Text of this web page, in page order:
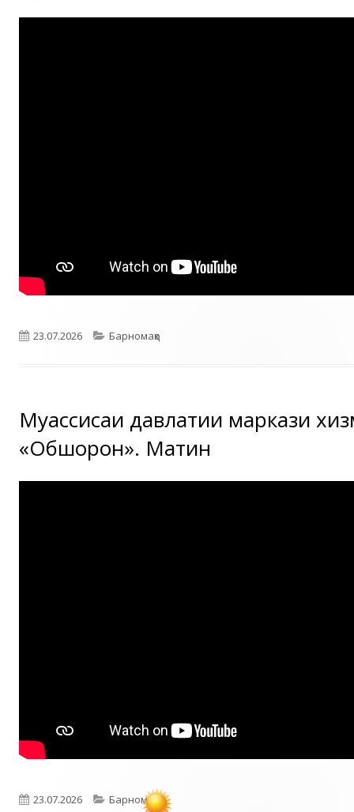
Опубликовано
23.07.2026 Рубрики
Барномаҳо
Муассисаи давлатии маркази
«Обшорон». Матин
Опубликовано
23.07.2026 Рубрики
Барномаҳо